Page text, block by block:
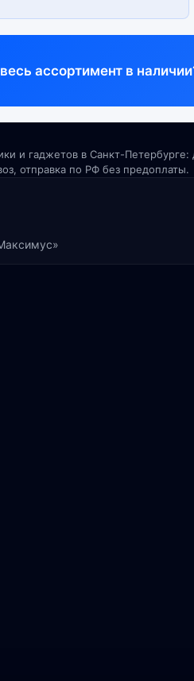
ассортимент в
и гаджетов в Санкт-Петербурге:
отправка по РФ без предоплаты.